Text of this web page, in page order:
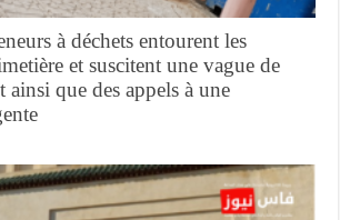
à déchets entourent les
et suscitent une vague de
ainsi que des appels à une